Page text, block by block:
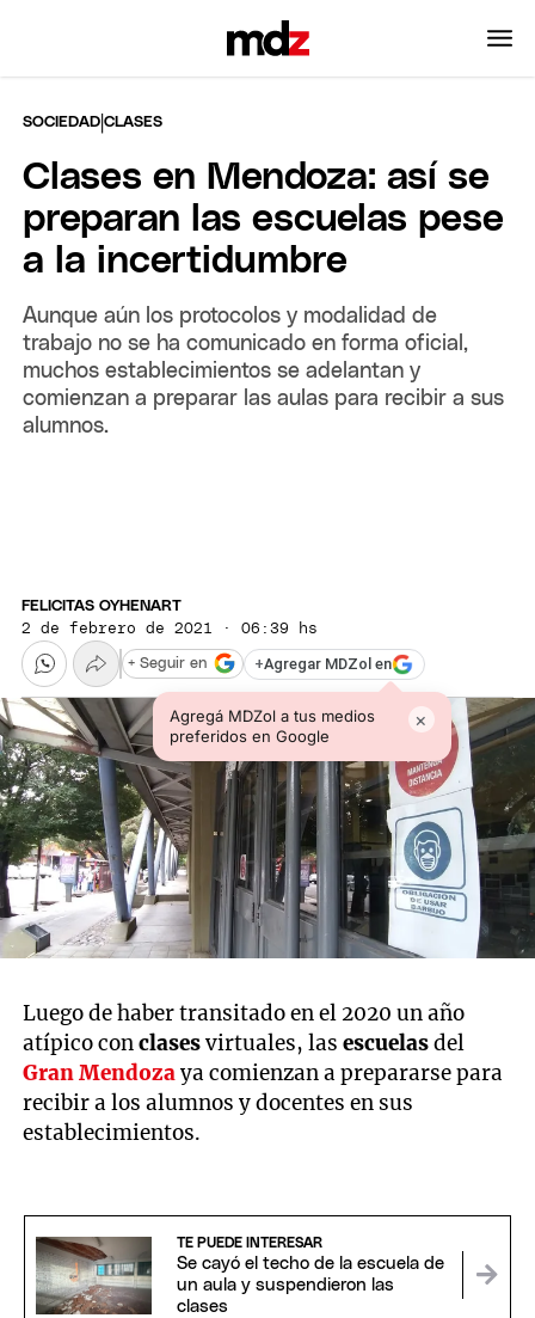
SOCIEDAD |CLASES
Clases en Mendoza: así se
preparan las escuelas pese
a la incertidumbre
Aunque aún los protocolos y modalidad de
trabajo no se ha comunicado en forma oficial,
muchos establecimientos se adelantan y
comienzan a preparar las aulas para recibir a sus
alumnos.
FELICITAS OYHENART
2 de febrero de 2021 · 06:39 hs
+Agregar MDZol en
Agregá MDZol a tus medios
preferidos en Google
×
+ Seguir en
Luego de haber transitado en el 2020 un año
atípico conclasesvirtuales, lasescuelasdel
Gran Mendozaya comienzan a prepararse para
recibir a los alumnos y docentes en sus
establecimientos.
TE PUEDE INTERESAR
Se cayó el techo de la escuela de
un aula y suspendieron las
clases